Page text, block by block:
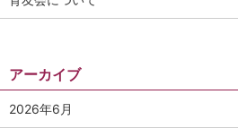
アーカイブ
2026年6月